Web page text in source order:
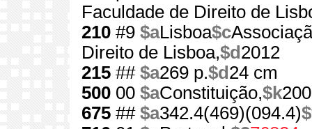
Faculdade de Direito de
210 #9 $aLisboa$c
Direito de Lisboa,$d 2012
215 ## $a269 p.$d 24 cm
500 00 $aConstituição,$k
675 ## $a342.4(469)(094.4)